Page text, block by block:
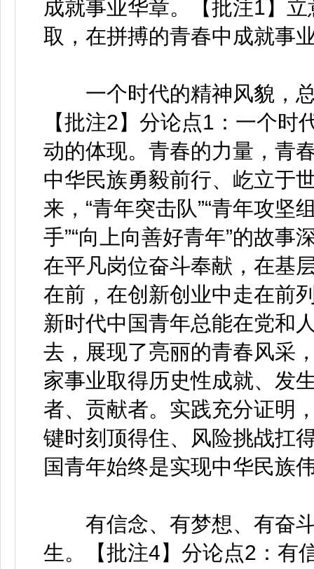
成就事业华章。【批注1】
取，在拼搏的青春中成就事
一个时代的精神风貌，总
【批注2】分论点1：一个
动的体现。青春的力量，青
中华民族勇毅前行、屹立于
来，“青年突击队”“青年攻坚
手”“向上向善好青年”的故
在平凡岗位奋斗奉献，在基
在前，在创新创业中走在
新时代中国青年总能在党和
去，展现了亮丽的青春风采
家事业取得历史性成就、发
者、贡献者。实践充分证明
键时刻顶得住、风险挑战扛
国青年始终是实现中华民族
有信念、有梦想、有奋斗
生。【批注4】分论点2：有